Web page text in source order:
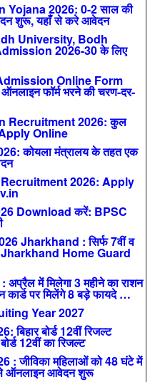
2026: 0-2 साल की
शुरू, यहाँ से करे आवेदन
University, Bodh
2026-30 के लिए
Online Form
फॉर्म भरने की चरण-दर-
Recruitment 2026: कुल
Apply Online
कोयला मंत्रालय के तहत एक
2026: Apply
Download करें: BPSC
Jharkhand : सिर्फ 7वीं व
| Jharkhand Home Guard
में मिलेगा 3 महीने का राशन
कार्ड पर मिलेंगे 8 बड़े फायदे …
Year 2027
बोर्ड 12वीं रिजल्ट
12वीं का रिजल्ट
जीविका महिलाओं को 48 घंटे में
ऑनलाइन आवेदन शुरू